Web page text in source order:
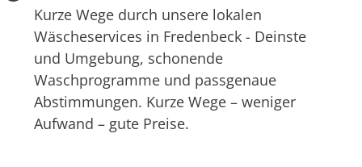
Kurze Wege durch unsere lokalen
Wäscheservices in Fredenbeck - Deinste
und Umgebung, schonende
Waschprogramme und passgenaue
Abstimmungen. Kurze Wege – weniger
Aufwand – gute Preise.